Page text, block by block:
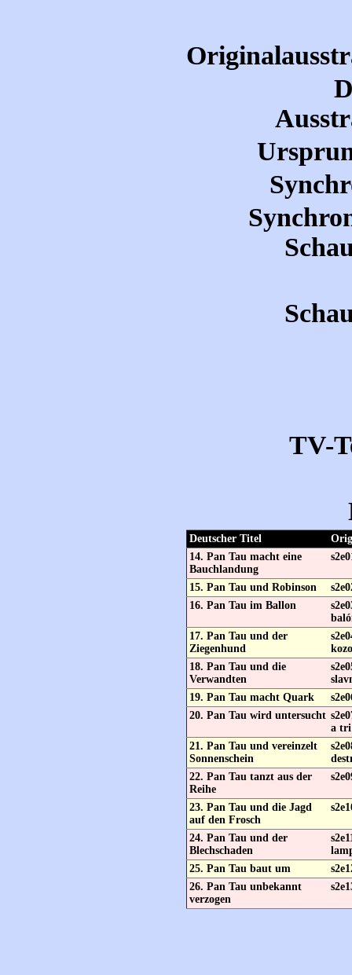
TV-
Deutscher Titel
14. Pan Tau macht eine
Bauchlandung
15. Pan Tau und Robinson
16. Pan Tau im Ballon
17. Pan Tau und der
Ziegenhund
18. Pan Tau und die
Verwandten
19. Pan Tau macht Quark
20. Pan Tau wird untersucht
a
21. Pan Tau und vereinzelt
Sonnenschein
22. Pan Tau tanzt aus der
Reihe
23. Pan Tau und die Jagd
auf den Frosch
24. Pan Tau und der
Blechschaden
25. Pan Tau baut um
26. Pan Tau unbekannt
verzogen